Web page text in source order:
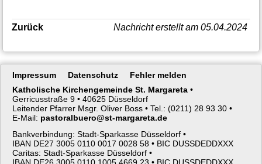
Nachricht erstellt am 05.04.2024
Zurück
Navigation
Impressum Datenschutz
Fehler melden
Katholische Kirchengemeinde St. Margareta •
Gerricusstraße 9 • 40625 Düsseldorf
Leitender Pfarrer Msgr. Oliver Boss • Tel.: (0211) 28 93 30 •
E-Mail: pastoralbuero@st-margareta.de
Bankverbindung: Stadt-Sparkasse Düsseldorf •
IBAN DE27 3005 0110 0017 0028 58 • BIC DUSSDEDDXXX
Caritas: Stadt-Sparkasse Düsseldorf •
IBAN DE26 3005 0110 1005 4669 23 • BIC DUSSDEDDXXX